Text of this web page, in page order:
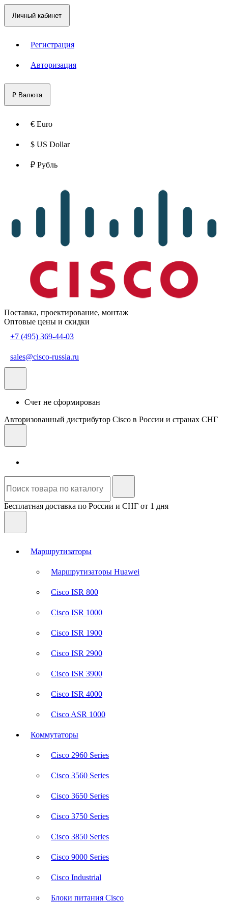
Личный кабинет
Регистрация
Авторизация
₽ Валюта
€ Euro
$ US Dollar
₽ Рубль
Поставка, проектирование, монтаж
Оптовые цены и скидки
+7 (495) 369-44-03
sales@cisco-russia.ru
Счет не сформирован
Авторизованный дистрибутор Cisco в России и странах СНГ
Бесплатная доставка по России и СНГ от 1 дня
Маршрутизаторы
Маршрутизаторы Huawei
Cisco ISR 800
Cisco ISR 1000
Cisco ISR 1900
Cisco ISR 2900
Cisco ISR 3900
Cisco ISR 4000
Cisco ASR 1000
Коммутаторы
Cisco 2960 Series
Cisco 3560 Series
Cisco 3650 Series
Cisco 3750 Series
Cisco 3850 Series
Cisco 9000 Series
Cisco Industrial
Блоки питания Cisco